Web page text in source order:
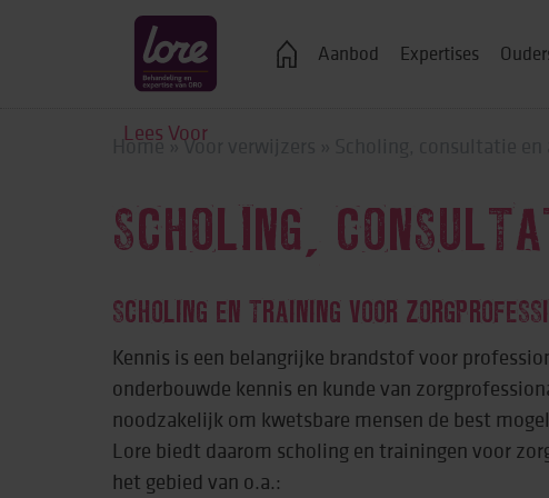
Aanbod
Logeren
Ondersteuning bij jou
Zelfstandig wonen
Onderwijs, advies &
Vrije tijd
Expertises
Veelgestelde vragen
Home »Voor verwijzers
SCHOLING,
SCHOLING EN TRAINING VOOR
Kennis is een belangrijke brandstof voor
onderbouwde kennis en kunde van
noodzakelijk om kwetsbare mensen de best
Lore biedt daarom scholing en trainingen voor
het gebied van o.a.:
Lees Voor